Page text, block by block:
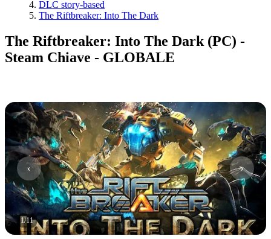
DLC story-based
The Riftbreaker: Into The Dark
The Riftbreaker: Into The Dark (PC) -
Steam Chiave - GLOBALE
1/11